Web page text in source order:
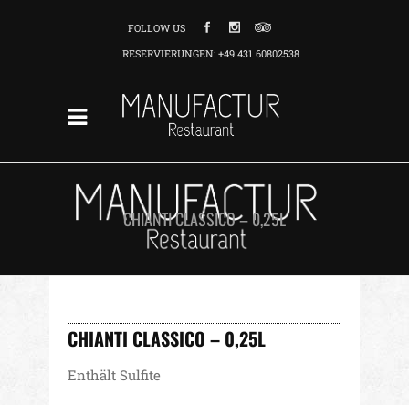
FOLLOW US
RESERVIERUNGEN: +49 431 60802538
CHIANTI CLASSICO – 0,25L
CHIANTI CLASSICO – 0,25L
Enthält Sulfite